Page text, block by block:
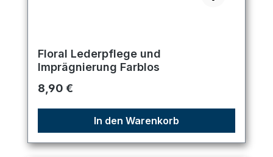
Floral Lederpflege und
Imprägnierung Farblos
Regulärer Preis:
8,90 €
In den Warenkorb